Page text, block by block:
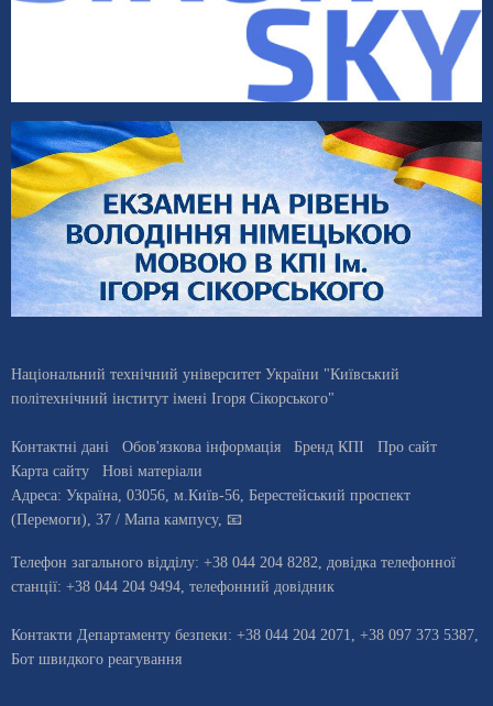
Національний технічний університет України "Київський
політехнічний інститут імені Ігоря Сікорського"
Контактні дані Обов'язкова інформація Бренд КПІ
Про сайт
Карта сайту
Нові матеріали
Адреса: Україна 03056 , м. Київ-56, Берестейський проспект
(Перемоги), 37 / Мапа кампусу, 📧
Телефон загального відділу: +38 044 204 8282 , довiдка телефонної
станцiї: +38 044 204 9494 телефонний довідник
Контакти Департаменту безпеки: +38 044 204 2071, +38 097 373 5387,
Бот швидкого реагування